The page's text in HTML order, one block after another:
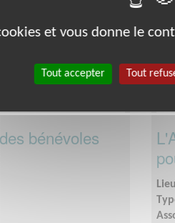
bénévoles
et vous donne le
Tout accepter Tout